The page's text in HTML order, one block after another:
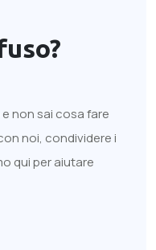
non sai cosa fare
noi, condividere i
qui per aiutare